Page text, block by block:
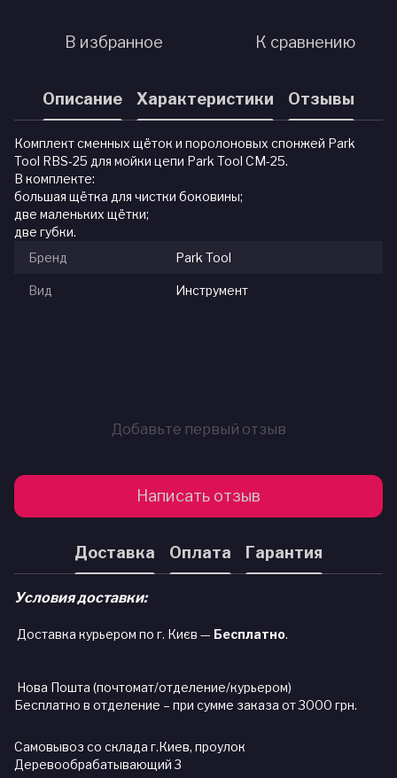
В избранное К сравнению
Описание Характеристики Отзывы
Комплект сменных щёток и поролоновых спонжей Park
Tool RBS-25 для мойки цепи Park Tool CM-25.
В комплекте:
большая щётка для чистки боковины;
две маленьких щётки;
две губки.
Бренд
Park Tool
Вид Инструмент
Добавьте первый отзыв
Написать отзыв
Доставка Оплата Гарантия
Условия доставки:
Доставка курьером по г. Києв — Бесплатно.
Нова Пошта (почтомат/отделение/курьером)
Бесплатно в отделение – при сумме заказа от 3000 грн.
Самовывоз со склада г.Киев, проулок
Деревообрабатывающий 3